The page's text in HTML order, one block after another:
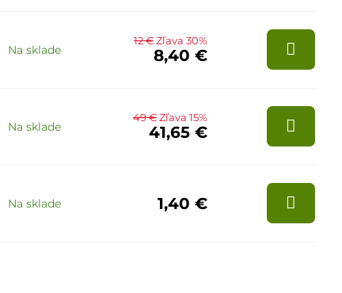
Na sklade 8,40 €
12 €Zľava 30%
Na sklade 41,65 €
49 €Zľava 15%
Na sklade 1,40 €